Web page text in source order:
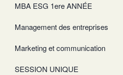
MBA ESG 1ere ANNÉE
Management des entreprises
Marketing et communication
SESSION UNIQUE